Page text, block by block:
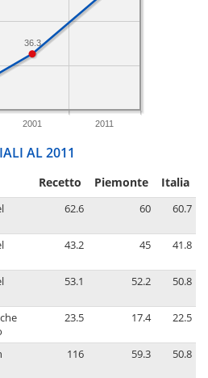
2001 2011
36.3
AL 2011
Recetto Piemonte Italia
62.6 60 60.7
43.2 45 41.8
53.1 52.2 50.8
23.5 17.4 22.5
116 59.3 50.8